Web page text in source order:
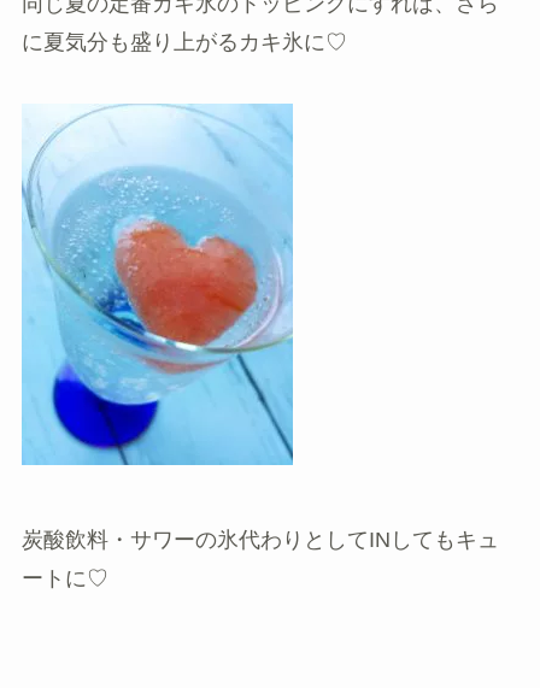
に夏気分も盛り上がるカキ氷に♡
炭酸飲料・サワーの氷代わりとしてINしてもキュ
ートに♡